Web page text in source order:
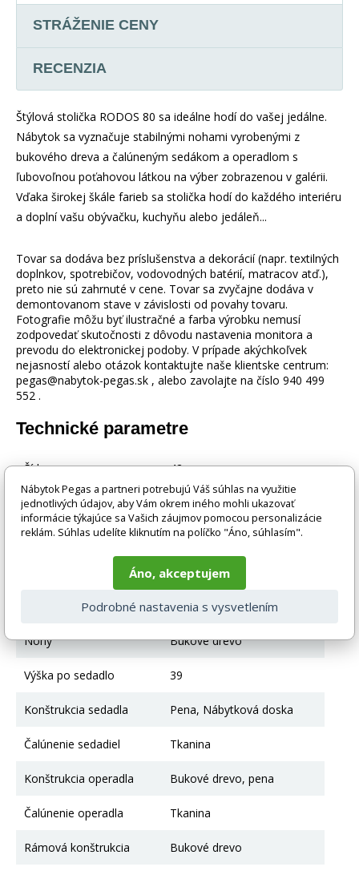
STRÁŽENIE CENY
RECENZIA
Štýlová stolička RODOS 80 sa ideálne hodí do vašej jedálne.
Nábytok sa vyznačuje stabilnými nohami vyrobenými z
bukového dreva a čalúneným sedákom a operadlom s
ľubovoľnou poťahovou látkou na výber zobrazenou v galérii.
Vďaka širokej škále farieb sa stolička hodí do každého interiéru
a doplní vašu obývačku, kuchyňu alebo jedáleň...
Tovar sa dodáva bez príslušenstva a dekorácií (napr. textilných
doplnkov, spotrebičov, vodovodných batérií, matracov atď.),
preto nie sú zahrnuté v cene. Tovar sa zvyčajne dodáva v
demontovanom stave v závislosti od povahy tovaru.
Fotografie môžu byť ilustračné a farba výrobku nemusí
zodpovedať skutočnosti z dôvodu nastavenia monitora a
prevodu do elektronickej podoby. V prípade akýchkoľvek
nejasností alebo otázok kontaktujte naše klientske centrum:
pegas@nabytok-pegas.sk , alebo zavolajte na číslo 940 499
552 .
Technické parametre
Šírka 42
Výška 80
Hĺbka 39
Tmavý orech
Hlavná farba Tmavý orech
Nohy Bukové drevo
Výška po sedadlo 39
Konštrukcia sedadla Pena, Nábytková doska
Čalúnenie sedadiel Tkanina
Konštrukcia operadla Bukové drevo, pena
Čalúnenie operadla Tkanina
Rámová konštrukcia Bukové drevo
Nábytok Pegas a partneri potrebujú Váš súhlas na využitie
jednotlivých údajov, aby Vám okrem iného mohli ukazovať
informácie týkajúce sa Vašich záujmov pomocou personalizácie
reklám. Súhlas udelíte kliknutím na políčko "Áno, súhlasím".
Áno, akceptujem
Podrobné nastavenia s vysvetlením